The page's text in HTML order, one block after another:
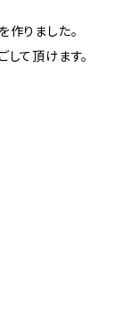
作りました。
て頂けます。